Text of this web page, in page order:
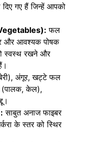
दिए गए हैं जिन्हें आपको
फल
और आवश्यक पोषक
स्वस्थ रखने और
अंगूर, खट्टे फल
(पालक, केल),
साबुत अनाज फाइबर
के स्तर को स्थिर